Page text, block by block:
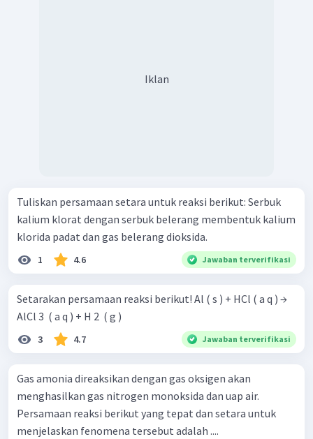
Iklan
Tuliskan persamaan setara untuk reaksi berikut: Serbuk
kalium klorat dengan serbuk belerang membentuk kalium
klorida padat dan gas belerang dioksida.
1 4.6 Jawaban terverifikasi
Setarakan persamaan reaksi berikut! Al ( s ) + HCl ( a q ) →
AlCl 3 ​ ( a q ) + H 2 ​ ( g )
3 4.7 Jawaban terverifikasi
Gas amonia direaksikan dengan gas oksigen akan
menghasilkan gas nitrogen monoksida dan uap air.
Persamaan reaksi berikut yang tepat dan setara untuk
menjelaskan fenomena tersebut adalah ....